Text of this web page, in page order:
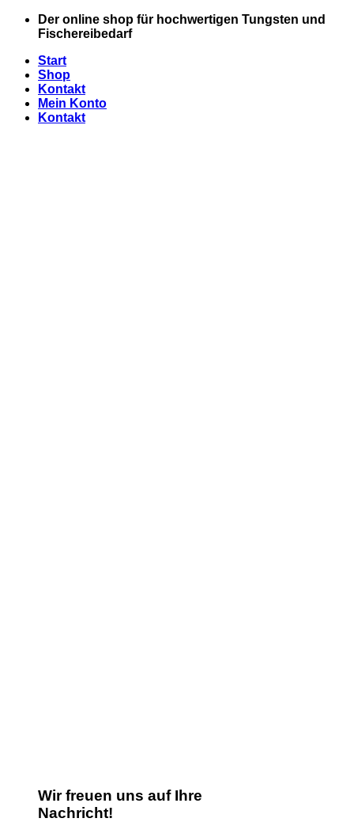
Zum
Der online shop für hochwertigen Tungsten und
Fischereibedarf
Start
Shop
Kontakt
Mein Konto
Kontakt
Wir freuen uns auf Ihre
Nachricht!